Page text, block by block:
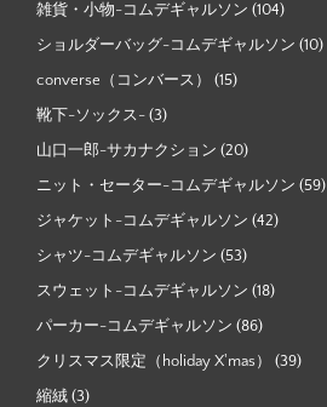
雑貨・小物-コムデギャルソン (104)
ショルダーバッグ-コムデギャルソン (10)
converse（コンバース） (15)
靴下-ソックス- (3)
山口一郎-サカナクション (20)
ニット・セーター-コムデギャルソン (59)
ジャケット-コムデギャルソン (42)
シャツ-コムデギャルソン (53)
スウェット-コムデギャルソン (18)
パーカー-コムデギャルソン (86)
クリスマス限定（holiday X'mas） (39)
縮絨 (3)